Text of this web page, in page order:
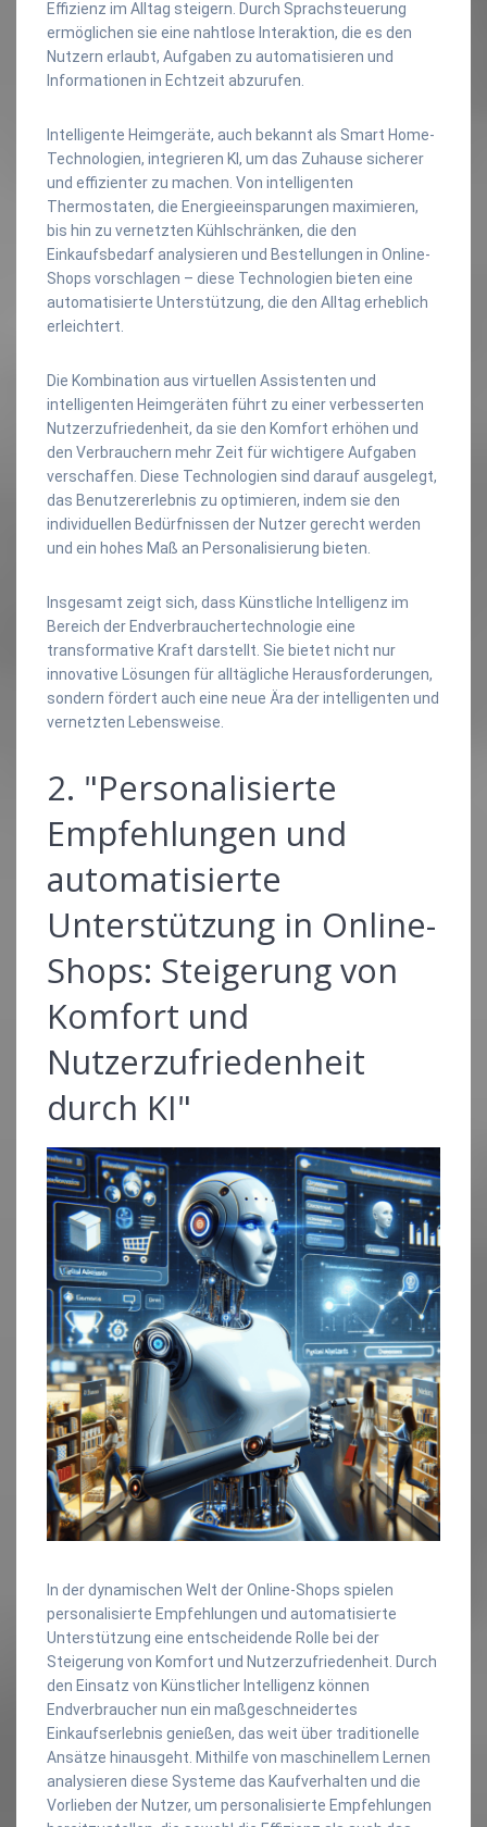
Effizienz im Alltag steigern. Durch Sprachsteuerung
ermöglichen sie eine nahtlose Interaktion, die es den
Nutzern erlaubt, Aufgaben zu automatisieren und
Informationen in Echtzeit abzurufen.
Intelligente Heimgeräte, auch bekannt als Smart Home-
Technologien, integrieren KI, um das Zuhause sicherer
und effizienter zu machen. Von intelligenten
Thermostaten, die Energieeinsparungen maximieren,
bis hin zu vernetzten Kühlschränken, die den
Einkaufsbedarf analysieren und Bestellungen in Online-
Shops vorschlagen – diese Technologien bieten eine
automatisierte Unterstützung, die den Alltag erheblich
erleichtert.
Die Kombination aus virtuellen Assistenten und
intelligenten Heimgeräten führt zu einer verbesserten
Nutzerzufriedenheit, da sie den Komfort erhöhen und
den Verbrauchern mehr Zeit für wichtigere Aufgaben
verschaffen. Diese Technologien sind darauf ausgelegt,
das Benutzererlebnis zu optimieren, indem sie den
individuellen Bedürfnissen der Nutzer gerecht werden
und ein hohes Maß an Personalisierung bieten.
Insgesamt zeigt sich, dass Künstliche Intelligenz im
Bereich der Endverbrauchertechnologie eine
transformative Kraft darstellt. Sie bietet nicht nur
innovative Lösungen für alltägliche Herausforderungen,
sondern fördert auch eine neue Ära der intelligenten und
vernetzten Lebensweise.
2. "Personalisierte
Empfehlungen und
automatisierte
Unterstützung in Online-
Shops: Steigerung von
Komfort und
Nutzerzufriedenheit
durch KI"
In der dynamischen Welt der Online-Shops spielen
personalisierte Empfehlungen und automatisierte
Unterstützung eine entscheidende Rolle bei der
Steigerung von Komfort und Nutzerzufriedenheit. Durch
den Einsatz von Künstlicher Intelligenz können
Endverbraucher nun ein maßgeschneidertes
Einkaufserlebnis genießen, das weit über traditionelle
Ansätze hinausgeht. Mithilfe von maschinellem Lernen
analysieren diese Systeme das Kaufverhalten und die
Vorlieben der Nutzer, um personalisierte Empfehlungen